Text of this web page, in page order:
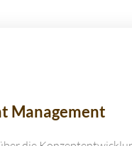
Management